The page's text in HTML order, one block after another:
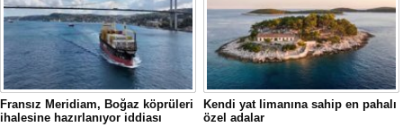
Fransız Meridiam, Boğaz köprüleri
ihalesine hazırlanıyor iddiası
Kendi yat limanına sahip en pahalı
özel adalar